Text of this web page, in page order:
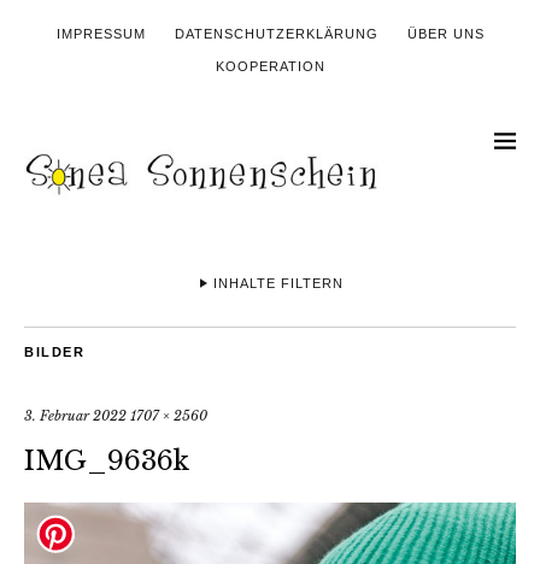
IMPRESSUM DATENSCHUTZERKLÄRUNG ÜBER UNS
KOOPERATION
INHALTE FILTERN
BILDER
3. Februar 2022 1707 × 2560
IMG_9636k